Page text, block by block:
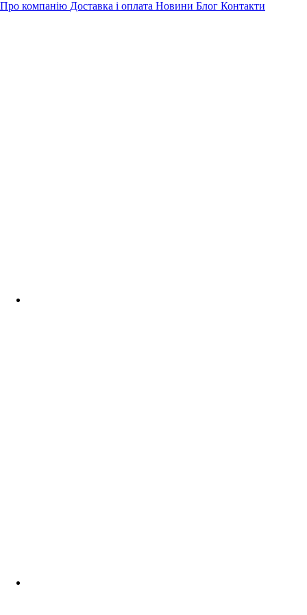
Про компанію Доставка і оплата Новини Блог Контакти